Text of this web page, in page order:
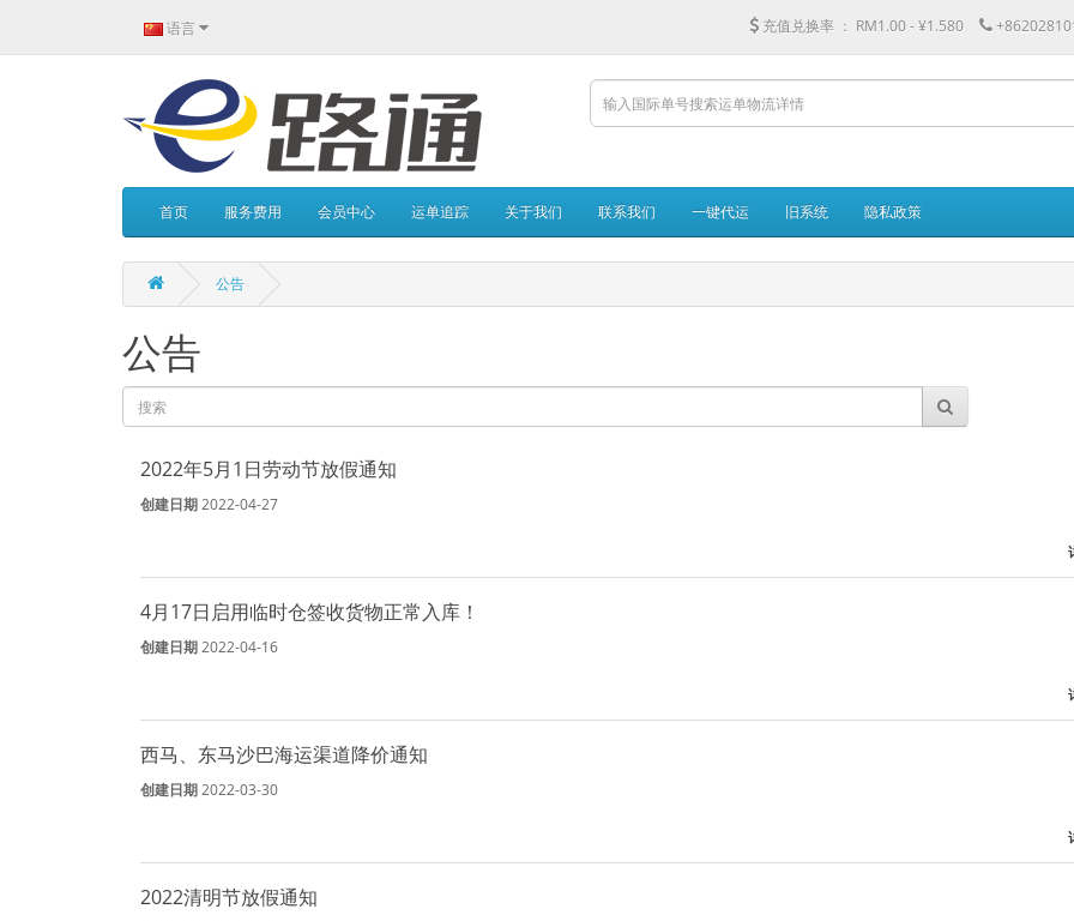
语言 充值兑换率 ： RM1.00 - ¥1.580
首页 服务费用 会员中心 运单追踪 关于我们 联系我们 一键代运 旧系统 隐私政策
公告
公告
2022年5月1日劳动节放假通知
创建日期2022-04-27
4月17日启用临时仓签收货物正常入库！
创建日期2022-04-16
西马、东马沙巴海运渠道降价通知
创建日期2022-03-30
2022清明节放假通知